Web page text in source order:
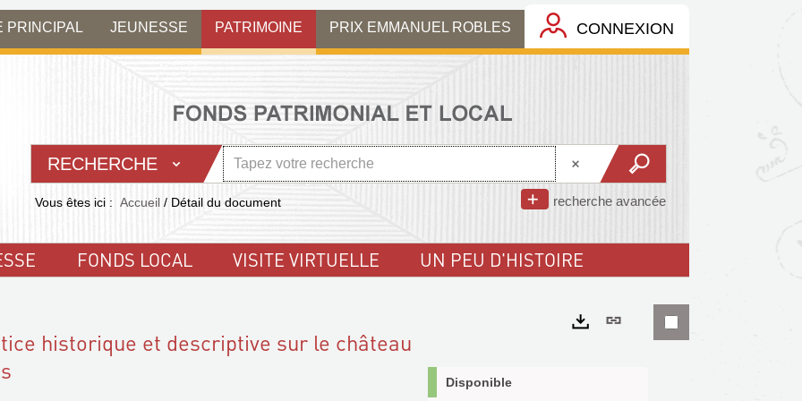
PRINCIPAL JEUNESSE PATRIMOINE PRIX EMMANUEL ROBLES CONNEXION
RECHERCHE
recherche avancée
Vous êtes ici : Accueil / Détail du document
FONDS LOCAL VISITE VIRTUELLE UN PEU D'HISTOIRE
historique et descriptive sur le château
Lien
Disponible